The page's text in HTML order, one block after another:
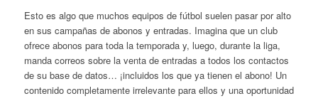
Esto es algo que muchos equipos de fútbol suelen pasar por alto
en sus campañas de abonos y entradas. Imagina que un club
ofrece abonos para toda la temporada y, luego, durante la liga,
manda correos sobre la venta de entradas a todos los contactos
de su base de datos… ¡incluidos los que ya tienen el abono! Un
contenido completamente irrelevante para ellos y una oportunidad